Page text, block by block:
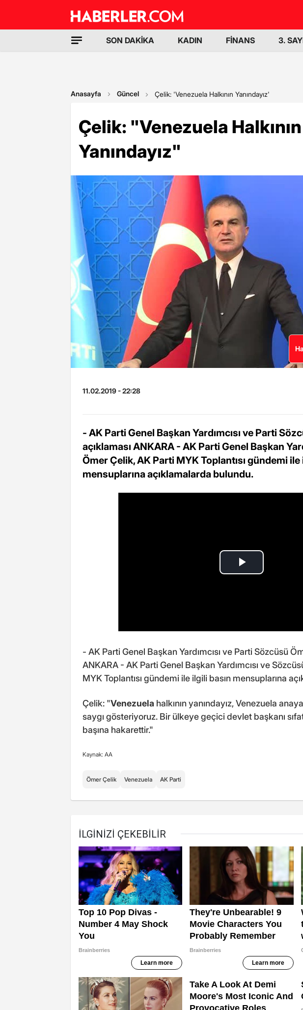
SON DAKİKA KADIN FİNANS 3.
Anasayfa Güncel Çelik: 'Venezuela Halkının Yanındayız'
Çelik: "Venezuela Halkının
Yanındayız"
11.02.2019 - 22:28
- AK Parti Genel Başkan Yardımcısı ve Parti
açıklaması ANKARA - AK Parti Genel Başkan
Ömer Çelik, AK Parti MYK Toplantısı gündemi ile
mensuplarına açıklamalarda bulundu.
- AK Parti Genel Başkan Yardımcısı ve Parti Sözcüsü
ANKARA - AK Parti Genel Başkan Yardımcısı ve
MYK Toplantısı gündemi ile ilgili basın mensuplarına
Çelik: "Venezuela halkının yanındayız, Venezuela
saygı gösteriyoruz. Bir ülkeye geçici devlet başkanı
başına hakarettir."
Kaynak: AA
Ömer Çelik Venezuela AK Parti